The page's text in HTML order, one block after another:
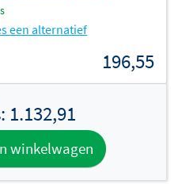
een alternatief
196,55
1.132,91
winkelwagen